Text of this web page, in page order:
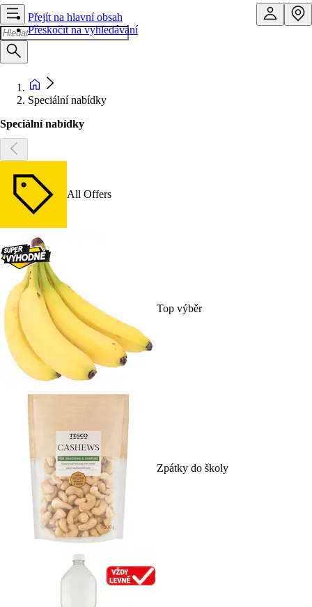
Přejít na hlavní obsah
Přeskočit na vyhledávání
Speciální nabídky
Speciální nabídky
All Offers
Top výběr
Zpátky do školy